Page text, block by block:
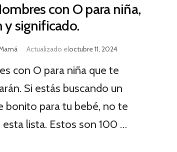
con O para niña,
y significado.
Actualizado eloctubre 11, 2024
con O para niña que te
Si estás buscando un
bonito para tu bebé, no te
esta lista. Estos son 100 …